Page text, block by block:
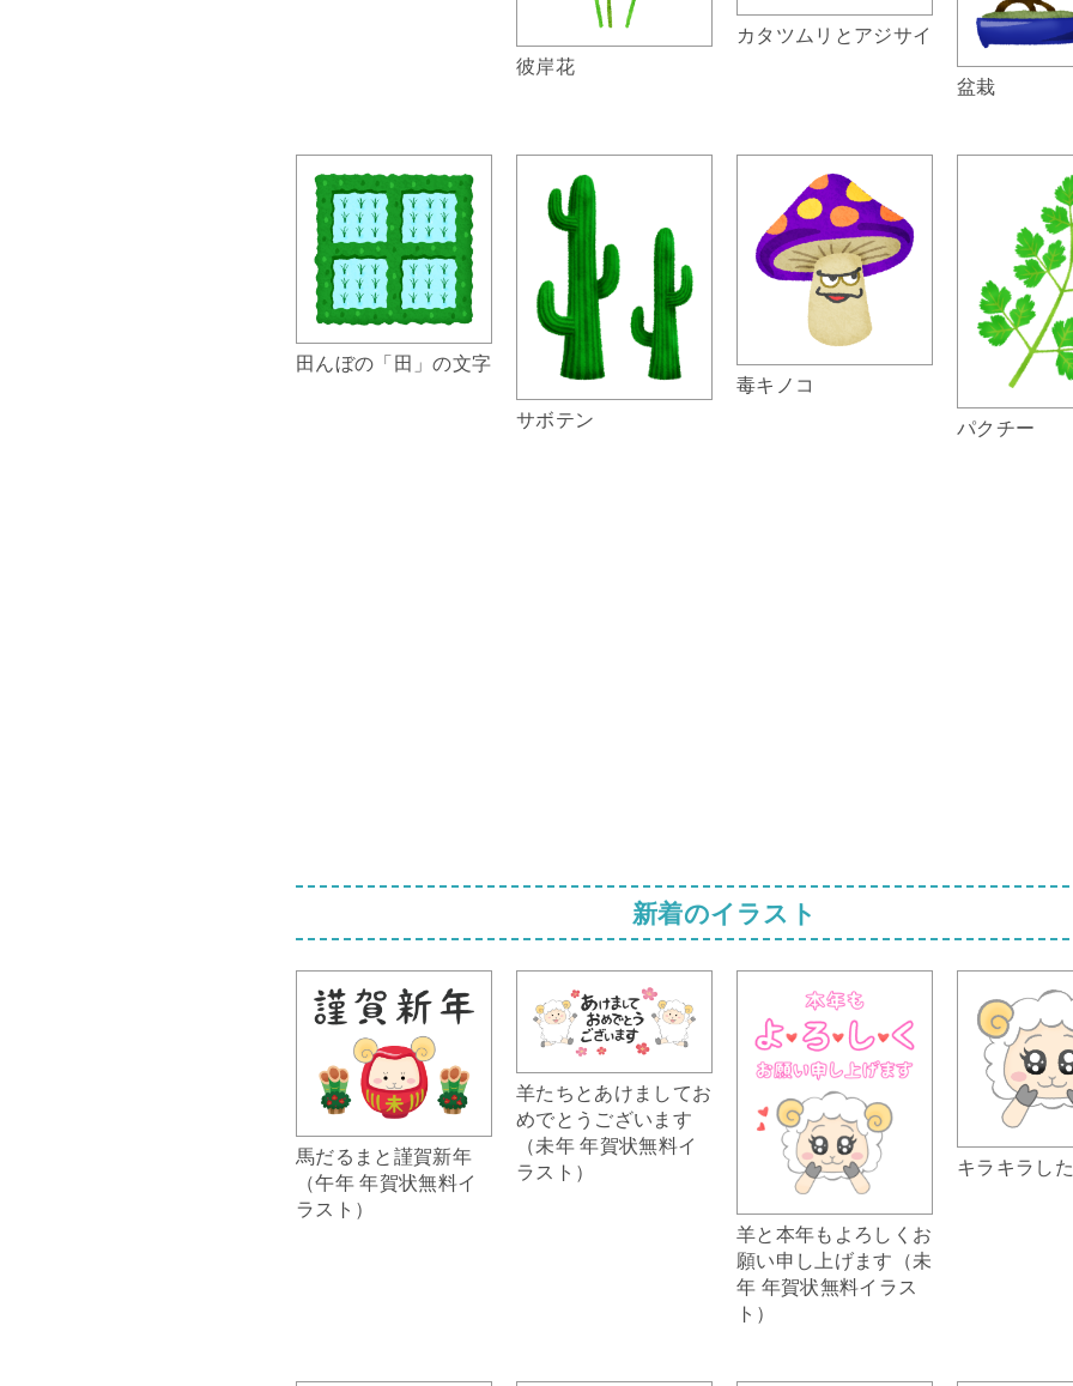
彼岸花
カタツムリとアジサイ
盆栽
田んぼの「田」の文字
サボテン
毒キノコ
パクチー
新着のイラスト
馬だるまと謹賀新年
（午年 年賀状無料イ
ラスト）
羊たちとあけましてお
めでとうございます
（未年 年賀状無料イ
ラスト）
羊と本年もよろしくお
願い申し上げます（未
年 年賀状無料イラス
ト）
キラキラし